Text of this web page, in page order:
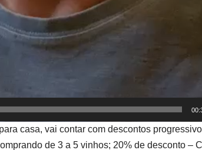
casa, vai contar com descontos
de 3 a 5 vinhos; 20% de desconto –